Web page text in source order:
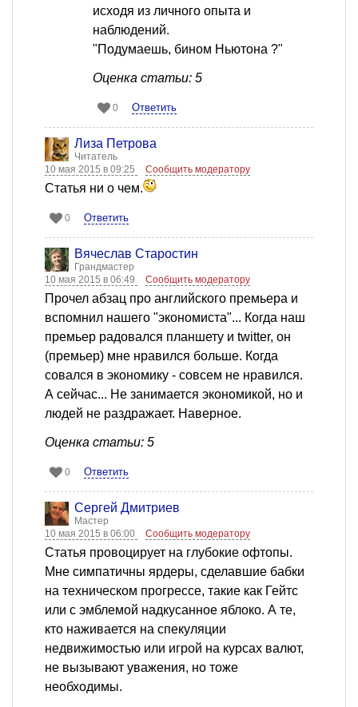
исходя из личного опыта и
наблюдений.
"Подумаешь, бином Ньютона ?"
Оценка статьи: 5
0 Ответить
Лиза Петрова
Читатель
10 мая 2015 в 09:25
Сообщить модератору
Статья ни о чем.
0 Ответить
Вячеслав Старостин
Грандмастер
10 мая 2015 в 06:49
Сообщить модератору
Прочел абзац про английского премьера и
вспомнил нашего "экономиста"... Когда наш
премьер радовался планшету и twitter, он
(премьер) мне нравился больше. Когда
совался в экономику - совсем не нравился.
А сейчас... Не занимается экономикой, но и
людей не раздражает. Наверное.
Оценка статьи: 5
0 Ответить
Сергей Дмитриев
Мастер
10 мая 2015 в 06:00
Сообщить модератору
Статья провоцирует на глубокие офтопы.
Мне симпатичны ярдеры, сделавшие бабки
на техническом прогрессе, такие как Гейтс
или с эмблемой надкусанное яблоко. А те,
кто наживается на спекуляции
недвижимостью или игрой на курсах валют,
не вызывают уважения, но тоже
необходимы.